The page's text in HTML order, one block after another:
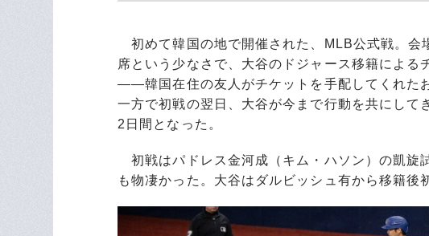
初めて韓国の地で開催された、MLB公式戦。会
席という少なさで、大谷のドジャース移籍によ
――韓国在住の友人がチケットを手配してくれた
一方で初戦の翌日、大谷が今まで行動を共にして
2日間となった。
初戦はパドレス金河成（キム・ハソン）の凱旋
も物凄かった。大谷はダルビッシュ有から移籍後